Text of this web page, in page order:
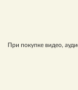
При покупке видео,